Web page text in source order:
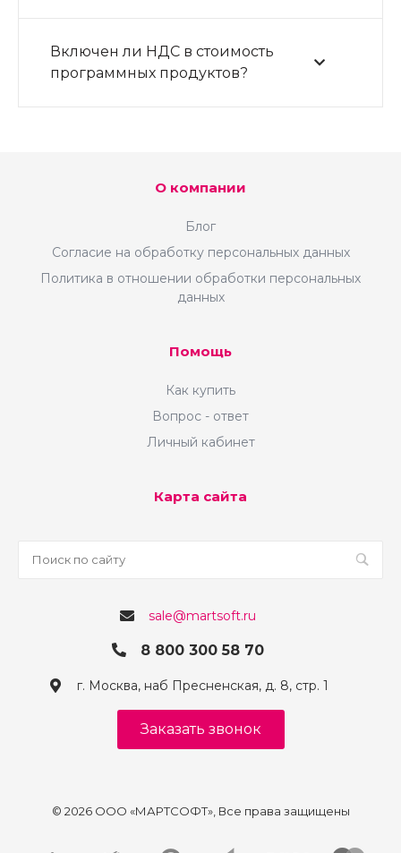
Включен ли НДС в стоимость
программных продуктов?
О компании
Блог
Согласие на обработку персональных данных
Политика в отношении обработки персональных
данных
Помощь
Как купить
Вопрос - ответ
Личный кабинет
Карта сайта
sale@martsoft.ru
8 800 300 58 70
г. Москва, наб Пресненская, д. 8, стр. 1
Заказать звонок
© 2026 ООО «МАРТСОФТ», Все права защищены